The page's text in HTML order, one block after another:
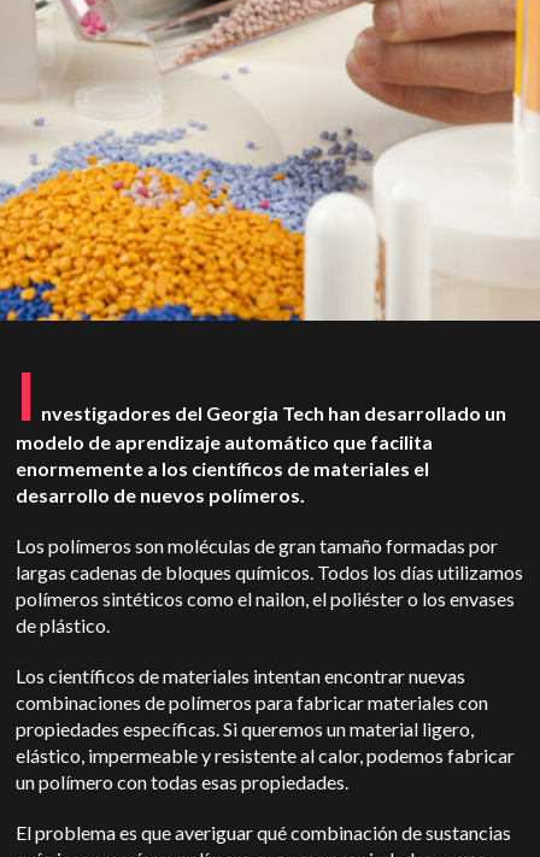
I nvestigadores del Georgia Tech han desarrollado un
modelo de aprendizaje automático que facilita
enormemente a los científicos de materiales el
desarrollo de nuevos polímeros.
Los polímeros son moléculas de gran tamaño formadas por
largas cadenas de bloques químicos. Todos los días utilizamos
polímeros sintéticos como el nailon, el poliéster o los envases
de plástico.
Los científicos de materiales intentan encontrar nuevas
combinaciones de polímeros para fabricar materiales con
propiedades específicas. Si queremos un material ligero,
elástico, impermeable y resistente al calor, podemos fabricar
un polímero con todas esas propiedades.
El problema es que averiguar qué combinación de sustancias